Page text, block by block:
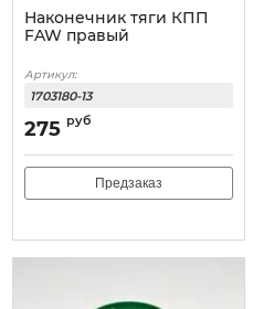
Наконечник тяги КПП
FAW правый
Артикул:
1703180-13
275 руб
Предзаказ